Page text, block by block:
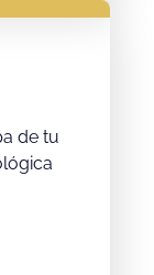
de tu